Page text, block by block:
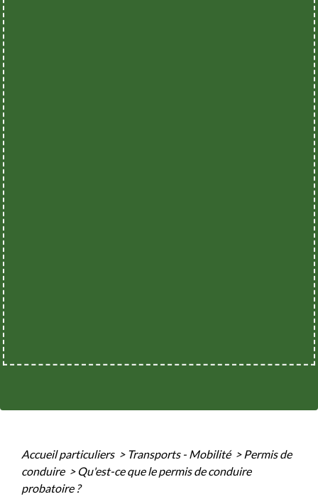
Accueil particuliers > Transports - Mobilité > Permis de
conduire > Qu'est-ce que le permis de conduire
probatoire ?